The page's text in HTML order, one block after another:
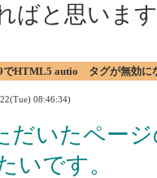
ばと思いま
でHTML5 autio タグが無効に
08:46:34)
だいたペー
いです。